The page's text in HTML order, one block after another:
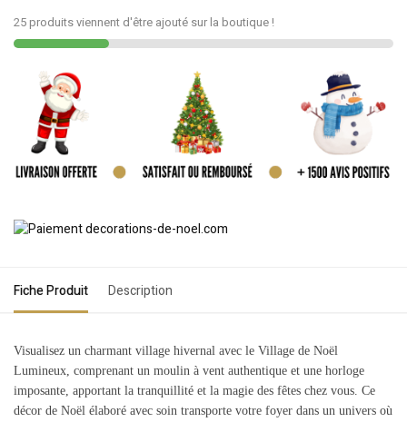
25 produits viennent d'être ajouté sur la boutique !
Fiche Produit Description
Visualisez un charmant village hivernal avec le Village de Noël
Lumineux, comprenant un moulin à vent authentique et une horloge
imposante, apportant la tranquillité et la magie des fêtes chez vous. Ce
décor de Noël élaboré avec soin transporte votre foyer dans un univers où